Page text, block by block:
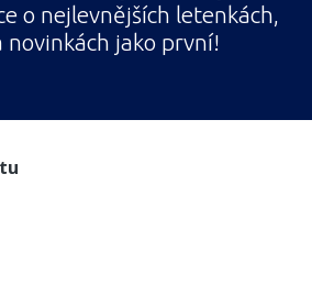
o nejlevnějších letenkách,
novinkách jako první!